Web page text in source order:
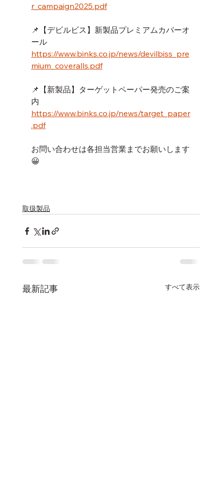
r_campaign2025.pdf
📌【デビルビス】新製品プレミアムカバーオ
ール
https://www.binks.co.jp/news/devilbiss_pre
mium_coveralls.pdf
📌【新製品】ターゲットペーパー発売のご案
内
https://www.binks.co.jp/news/target_paper
.pdf
お問い合わせは各担当営業までお願いします
😀
取扱製品
最新記事 すべて表示